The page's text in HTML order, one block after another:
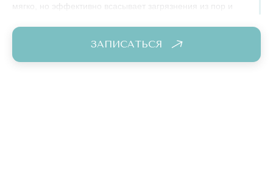
мягко, но эффективно всасывает загрязнения из пор и
реализована система подачи сывороток, которые
одновременно очищают кожу, питают ее активными
ЗАПИСАТЬСЯ